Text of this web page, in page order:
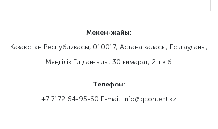
Мекен-жайы:
Қазақстан Республикасы, 010017, Астана қаласы, Eсіл ауданы,
Мәңгілік Ел даңғылы, 30 ғимарат, 2 т.е.б.
Телефон:
+7 7172 64-95-60 E-mail: info@qcontent.kz